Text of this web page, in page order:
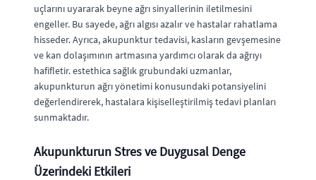
uçlarını uyararak beyne ağrı sinyallerinin iletilmesini
engeller. Bu sayede, ağrı algısı azalır ve hastalar rahatlama
hisseder. Ayrıca, akupunktur tedavisi, kasların gevşemesine
ve kan dolaşımının artmasına yardımcı olarak da ağrıyı
hafifletir. estethica sağlık grubundaki uzmanlar,
akupunkturun ağrı yönetimi konusundaki potansiyelini
değerlendirerek, hastalara kişiselleştirilmiş tedavi planları
sunmaktadır.
Akupunkturun Stres ve Duygusal Denge
Üzerindeki Etkileri